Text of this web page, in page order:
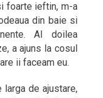
foarte ieftin, m-a
din baie si
Al doilea
a ajuns la cosul
ii faceam eu.
larga de ajustare,